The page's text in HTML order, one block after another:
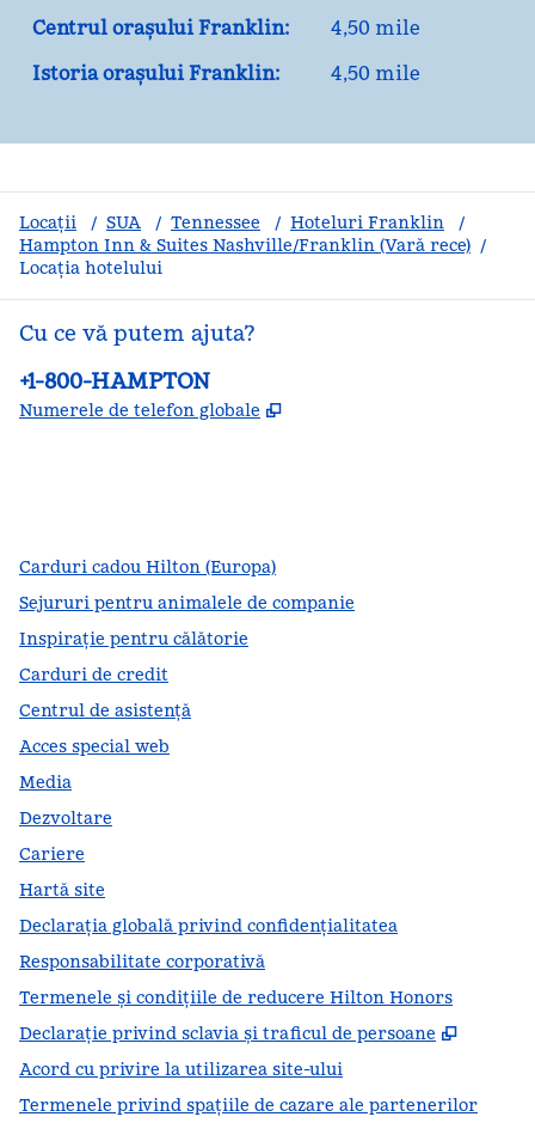
Centrul orașului Franklin:
4,50 mile
Istoria orașului Franklin:
4,50 mile
Locații / SUA / Tennessee / Hoteluri Franklin
/
Hampton Inn & Suites Nashville/Franklin (Vară rece) /
Locația hotelului
Cu ce vă putem ajuta?
Telefon:
+1-800-HAMPTON
Numerele de telefon globale ,
Carduri cadou Hilton (Europa)
Sejururi pentru animalele de companie
Inspirație pentru călătorie
Carduri de credit
Centrul de asistență
Acces special web
Media
Dezvoltare
Cariere
Hartă site
Declarația globală privind confidenţialitatea
Responsabilitate corporativă
Termenele și condițiile de reducere Hilton Honors
Declarație privind sclavia și traficul de persoane
,
Acord cu privire la utilizarea site-ului
Termenele privind spațiile de cazare ale partenerilor